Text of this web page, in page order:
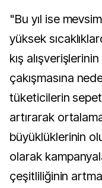
"Bu yıl ise
yüksek
kış
çakışmasına
tüketicilerin
artırarak
büyüklüklerinin
olarak
çeşitliliğinin